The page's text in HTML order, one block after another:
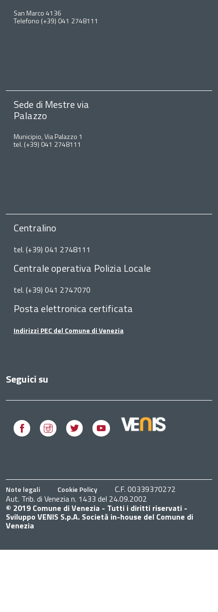
San Marco 4136
Telefono (+39) 041 2748111
Sede di Mestre via
Palazzo
Municipio, Via Palazzo 1
tel. (+39) 041 2748111
Centralino
tel. (+39) 041 2748111
Centrale operativa Polizia Locale
tel. (+39) 041 2747070
Posta elettronica certificata
Indirizzi PEC del Comune di Venezia
Seguici su
Facebook Instagram Twitter Youtube
Note legali Cookie Policy
C.F. 00339370272
Aut. Trib. di Venezia n. 1433 del 24.09.2002
© 2019 Comune di Venezia - Tutti i diritti riservati -
Sviluppo VENIS S.p.A. Società in-house del Comune di
Venezia